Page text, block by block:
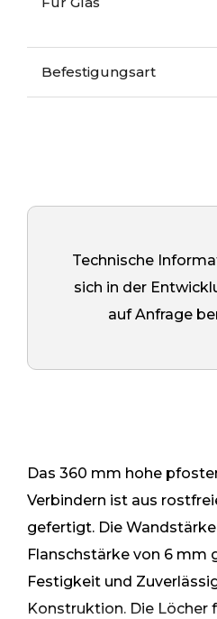
Befestigungsart
Technische
sich in der
auf Anfrage
Das 360 mm hohe
Verbindern ist aus
gefertigt. Die
Flanschstärke von 6 mm
Festigkeit und
Konstruktion. Die Löcher